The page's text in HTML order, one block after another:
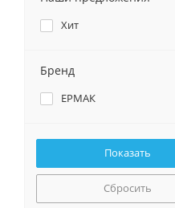
Хит
Бренд
ЕРМАК
Сбросить